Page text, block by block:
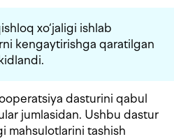
xo‘jaligi ishlab
kengaytirishga qaratilgan
dasturini qabul
jumlasidan. Ushbu dastur
mahsulotlarini tashish